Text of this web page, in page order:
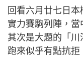
回看六月廿七日
實力賽駒列陣，當
其次是大題的「川
跑來似乎有點抗拒